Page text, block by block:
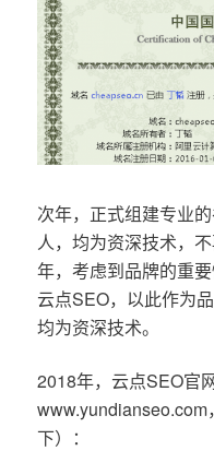
次年，正式组建专业
人，均为资深技术，
年，考虑到品牌的重
云点SEO，以此作为
均为资深技术。
2018年，云点SEO官
下）：